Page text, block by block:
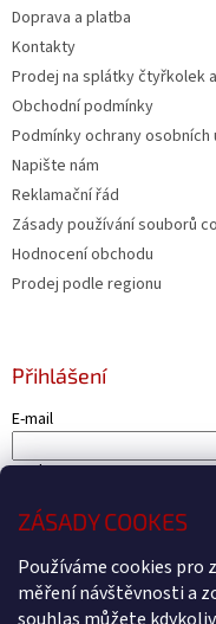
ZÁSADY COOKES
Používáme cookies pro
měření návštěvnosti a
Doprava a platba
Kontakty
Prodej na splátky čtyřkolek
Obchodní podmínky
Podmínky ochrany osobních
Napište nám
Reklamační řád
Zásady používání souborů
Hodnocení obchodu
Prodej podle regionu
Přihlášení
E-mail
Heslo
PŘIHLÁSIT SE
Nová registrace